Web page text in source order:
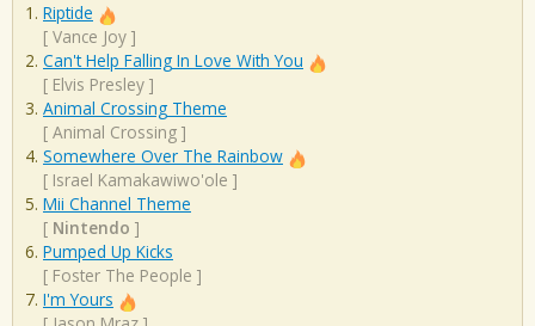
Riptide
[ Vance Joy ]
Can't Help Falling In Love With You
[ Elvis Presley ]
Animal Crossing Theme
[ Animal Crossing ]
Somewhere Over The Rainbow
[ Israel Kamakawiwo'ole ]
Mii Channel Theme
[ Nintendo ]
Pumped Up Kicks
[ Foster The People ]
I'm Yours